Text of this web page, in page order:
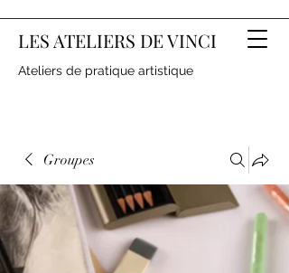
LES ATELIERS DE VINCI
Ateliers de pratique artistique
Groupes